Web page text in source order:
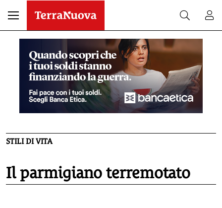
STILI DI VITA
Il parmigiano terremotato